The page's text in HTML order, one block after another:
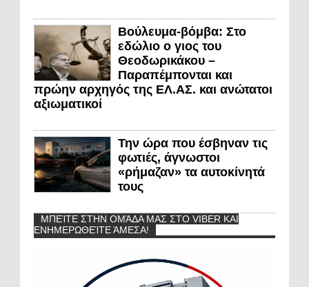
Βούλευμα-βόμβα: Στο
εδώλιο ο γιος του
Θεοδωρικάκου –
Παραπέμπονται και
πρώην αρχηγός της ΕΛ.ΑΣ. και ανώτατοι
αξιωματικοί
Την ώρα που έσβηναν τις
φωτιές, άγνωστοι
«ρήμαζαν» τα αυτοκίνητά
τους
ΜΠΕΊΤΕ ΣΤΗΝ ΟΜΆΔΑ ΜΑΣ ΣΤΟ VIBER ΚΑΙ
ΕΝΗΜΕΡΩΘΕΊΤΕ ΆΜΕΣΑ!